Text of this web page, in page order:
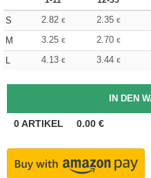
S 2.82 € 2.35 €
M
3.25 € 2.70 €
L
4.13 € 3.44 €
0ARTIKEL 0.00 €